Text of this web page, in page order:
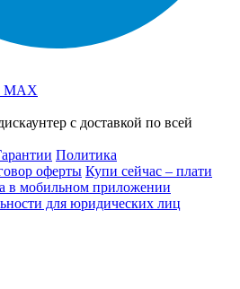
MAX
с доставкой по всей
Политика
оферты Купи сейчас – плати
в мобильном приложении
для юридических лиц